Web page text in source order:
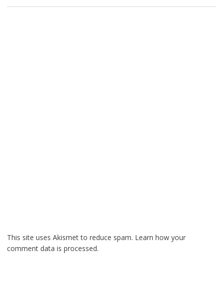
This site uses Akismet to reduce spam. Learn how your
comment data is processed.